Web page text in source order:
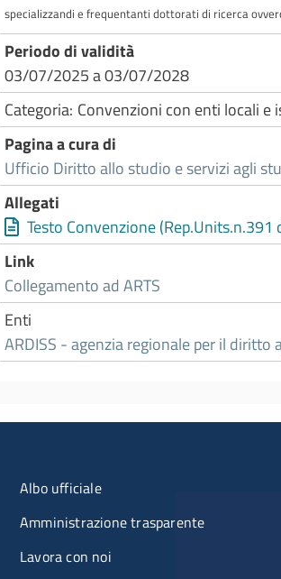
specializzandi e frequentanti dottorati di ricerca
Periodo di validità
03/07/2025a03/07/2028
Categoria Convenzioni con enti locali e
Pagina a cura di
Ufficio Diritto allo studio e servizi agli
Allegati
Testo Convenzione
Link
Collegamento ad ARTS
Enti
ARDISS - agenzia regionale per il diritto
Menu organizzazione
Albo ufficiale
Amministrazione trasparente
Lavora con noi